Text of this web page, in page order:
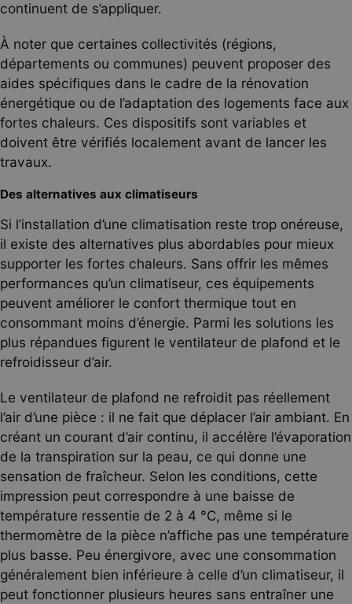
continuent de s’appliquer.
À noter que certaines collectivités (régions,
départements ou communes) peuvent proposer des
aides spécifiques dans le cadre de la rénovation
énergétique ou de l’adaptation des logements face aux
fortes chaleurs. Ces dispositifs sont variables et
doivent être vérifiés localement avant de lancer les
travaux.
Des alternatives aux climatiseurs
Si l’installation d’une climatisation reste trop onéreuse,
il existe des alternatives plus abordables pour mieux
supporter les fortes chaleurs. Sans offrir les mêmes
performances qu’un climatiseur, ces équipements
peuvent améliorer le confort thermique tout en
consommant moins d’énergie. Parmi les solutions les
plus répandues figurent le ventilateur de plafond et le
refroidisseur d’air.
Le ventilateur de plafond ne refroidit pas réellement
l’air d’une pièce : il ne fait que déplacer l’air ambiant. En
créant un courant d’air continu, il accélère l’évaporation
de la transpiration sur la peau, ce qui donne une
sensation de fraîcheur. Selon les conditions, cette
impression peut correspondre à une baisse de
température ressentie de 2 à 4 °C, même si le
thermomètre de la pièce n’affiche pas une température
plus basse. Peu énergivore, avec une consommation
généralement bien inférieure à celle d’un climatiseur, il
peut fonctionner plusieurs heures sans entraîner une